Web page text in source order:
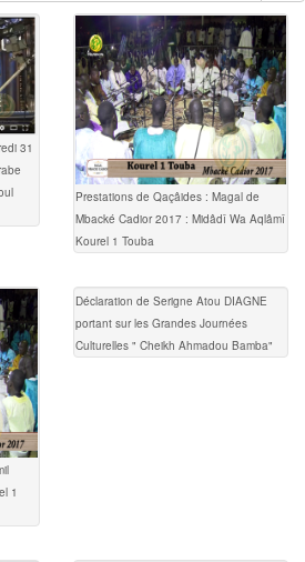
31
Prestations de Qaçâides : Magal de
Mbacké Cadior 2017 : Midâdî Wa Aqlâmî
Kourel 1 Touba
1
Déclaration de Serigne Atou DIAGNE
portant sur les Grandes Journées
Culturelles " Cheikh Ahmadou Bamba"